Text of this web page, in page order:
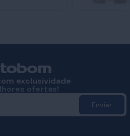
exclusividade
ofertas!
Enviar